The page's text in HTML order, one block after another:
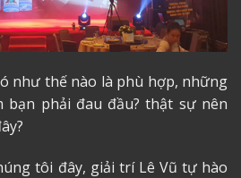
như thế nào là phù hợp, những
bạn phải đau đầu? thật sự nên
tôi đây, giải trí Lê Vũ tự hào